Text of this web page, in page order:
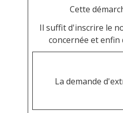
Cette
Il suffit d'inscrire le
concernée et
La demande